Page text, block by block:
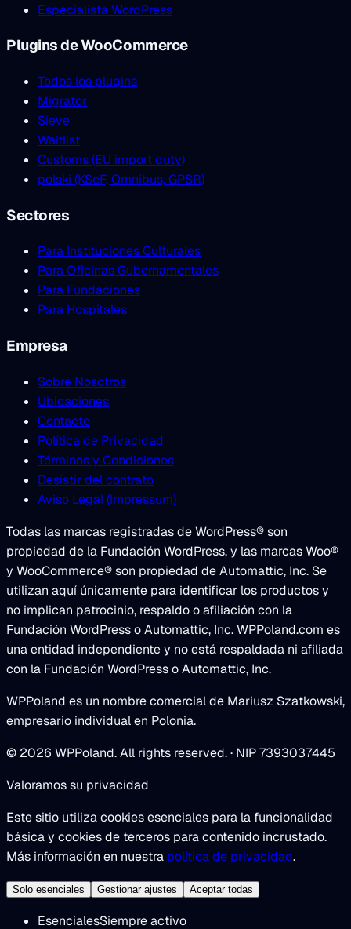
Especialista WordPress
Plugins de WooCommerce
Todos los plugins
Migrator
Sieve
Waitlist
Customs (EU import duty)
polski (KSeF, Omnibus, GPSR)
Sectores
Para Instituciones Culturales
Para Oficinas Gubernamentales
Para Fundaciones
Para Hospitales
Empresa
Sobre Nosotros
Ubicaciones
Contacto
Política de Privacidad
Términos y Condiciones
Desistir del contrato
Aviso Legal (Impressum)
Todas las marcas registradas de WordPress® son
propiedad de la Fundación WordPress, y las marcas Woo®
y WooCommerce® son propiedad de Automattic, Inc. Se
utilizan aquí únicamente para identificar los productos y
no implican patrocinio, respaldo o afiliación con la
Fundación WordPress o Automattic, Inc. WPPoland.com es
una entidad independiente y no está respaldada ni afiliada
con la Fundación WordPress o Automattic, Inc.
WPPoland es un nombre comercial de Mariusz Szatkowski,
empresario individual en Polonia.
© 2026 WPPoland. All rights reserved. · NIP 7393037445
Valoramos su privacidad
Este sitio utiliza cookies esenciales para la funcionalidad
básica y cookies de terceros para contenido incrustado.
Más información en nuestra política de privacidad.
Solo esenciales Gestionar ajustes Aceptar todas
EsencialesSiempre activo